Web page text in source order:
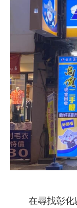
在尋找彰化